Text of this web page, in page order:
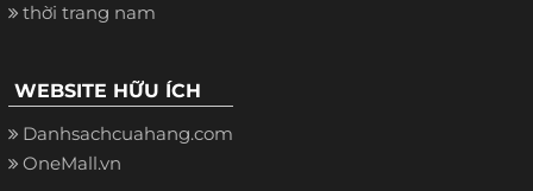
thời trang nam
WEBSITE HỮU ÍCH
Danhsachcuahang.com
OneMall.vn